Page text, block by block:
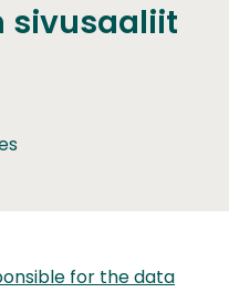
sivusaaliit
for the data